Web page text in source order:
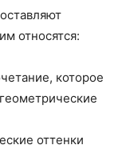
относятся:
которое
оттенки